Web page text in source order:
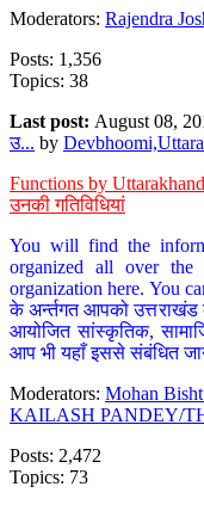
Moderators: Rajendra
Posts: 1,356
Topics: 38
Last post: August 08,
उ... by
Functions by
उनकी गतिविधियां
You will find the
organized all over
organization here. You
के अर्न्तगत आपको उत्तराखंड
आयोजित सांस्कृतिक,
आप भी यहाँ इससे संबंधित
Moderators: Mohan Bisht
KAILASH PANDEY/
Posts: 2,472
Topics: 73